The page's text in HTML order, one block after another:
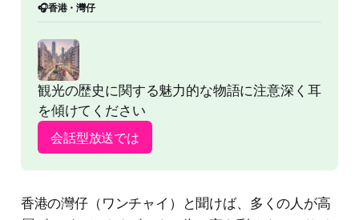
🎧香港・灣仔
観光の歴史に関する魅力的な物語に注意深く耳
を傾けてください
会話型放送では
香港の灣仔（ワンチャイ）と聞けば、多くの人が高